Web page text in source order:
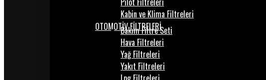
Kabin ve Klima Filtreleri
OTOMOTİV FİLTRELERİ
Bakım Filtre Seti
Hava Filtreleri
Yağ Filtreleri
Yakıt Filtreleri